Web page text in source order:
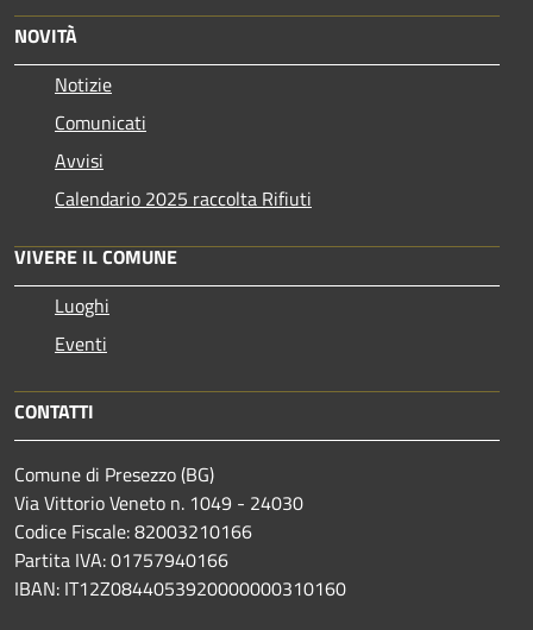
NOVITÀ
Notizie
Comunicati
Avvisi
Calendario 2025 raccolta Rifiuti
VIVERE IL COMUNE
Luoghi
Eventi
CONTATTI
Comune di Presezzo (BG)
Via Vittorio Veneto n. 1049 - 24030
Codice Fiscale: 82003210166
Partita IVA: 01757940166
IBAN: IT12Z0844053920000000310160